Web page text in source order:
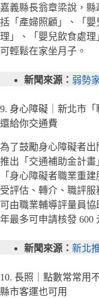
嘉義縣長翁章梁說，
括「產婦照顧」、「
理」、「嬰兒飲食處
可輕鬆在家坐月子。
新聞來源： 弱勢
9. 身心障礙｜新北市
還給你交通費
為了鼓勵身心障礙者
推出「交通補助金計
「身心障礙者職業重
受評估、轉介、職評服
可由職業輔導評量員
年最多可申請核發 600
新聞來源： 新北
10. 長照｜點數常常用
縣市客運也可用